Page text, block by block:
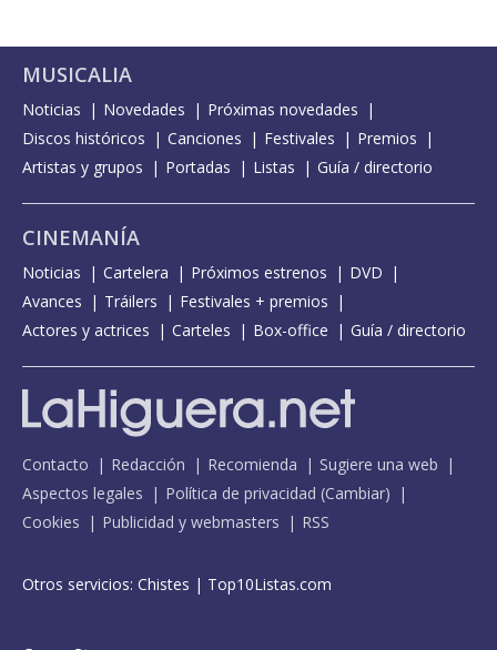
MUSICALIA
Noticias Novedades
Próximas novedades
Discos históricos
Canciones Festivales
Premios
Artistas y grupos
Portadas Listas Guía / directorio
CINEMANÍA
Noticias Cartelera Próximos estrenos
DVD
Avances
Tráilers
Festivales + premios
Actores y actrices
Carteles Box-office Guía / directorio
Contacto Redacción Recomienda
Sugiere una web
Aspectos legales
Política de privacidad (Cambiar)
Cookies
Publicidad y webmasters RSS
Otros servicios: Chistes | Top10Listas.com